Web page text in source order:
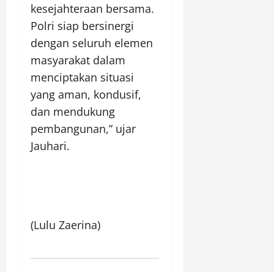
kesejahteraan bersama.
Polri siap bersinergi
dengan seluruh elemen
masyarakat dalam
menciptakan situasi
yang aman, kondusif,
dan mendukung
pembangunan,” ujar
Jauhari.
(Lulu Zaerina)